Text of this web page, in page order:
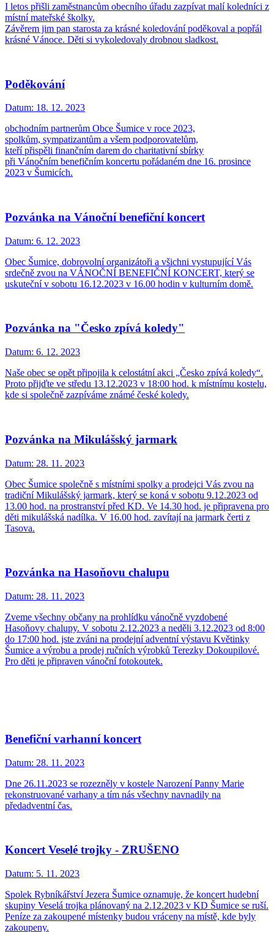
I letos přišli zaměstnancům obecního úřadu zazpívat malí koledníci z
místní mateřské školky.
Závěrem jim pan starosta za krásné koledování poděkoval a popřál
krásné Vánoce. Děti si vykoledovaly drobnou sladkost.
Poděkování
Datum: 18. 12. 2023
obchodním partnerům Obce Šumice v roce 2023,
spolkům, sympatizantům a všem podporovatelům,
kteří přispěli finančním darem do charitativní sbírky
při Vánočním benefičním koncertu pořádaném dne 16. prosince
2023 v Šumicích.
Pozvánka na Vánoční benefiční koncert
Datum: 6. 12. 2023
Obec Šumice, dobrovolní organizátoři a všichni vystupující Vás
srdečně zvou na VÁNOČNÍ BENEFIČNÍ KONCERT, který se
uskuteční v sobotu 16.12.2023 v 16.00 hodin v kulturním domě.
Pozvánka na "Česko zpívá koledy"
Datum: 6. 12. 2023
Naše obec se opět připojila k celostátní akci „Česko zpívá koledy“.
Proto přijďte ve středu 13.12.2023 v 18:00 hod. k místnímu kostelu,
kde si společně zazpíváme známé české koledy.
Pozvánka na Mikulášský jarmark
Datum: 28. 11. 2023
Obec Šumice společně s místními spolky a prodejci Vás zvou na
tradiční Mikulášský jarmark, který se koná v sobotu 9.12.2023 od
13.00 hod. na prostranství před KD. Ve 14.30 hod. je připravena pro
děti mikulášská nadílka. V 16.00 hod. zavítají na jarmark čerti z
Tasova.
Pozvánka na Hasoňovu chalupu
Datum: 28. 11. 2023
Zveme všechny občany na prohlídku vánočně vyzdobené
Hasoňovy chalupy. V sobotu 2.12.2023 a neděli 3.12.2023 od 8:00
do 17:00 hod. jste zváni na prodejní adventní výstavu Květinky
Šumice a výrobu a prodej ručních výrobků Terezky Dokoupilové.
Pro děti je připraven vánoční fotokoutek.
Benefiční varhanní koncert
Datum: 28. 11. 2023
Dne 26.11.2023 se rozezněly v kostele Narození Panny Marie
rekonstruované varhany a tím nás všechny navnadily na
předadventní čas.
Koncert Veselé trojky - ZRUŠENO
Datum: 5. 11. 2023
Spolek Rybníkářství Jezera Šumice oznamuje, že koncert hudební
skupiny Veselá trojka plánovaný na 2.12.2023 v KD Šumice se ruší.
Peníze za zakoupené místenky budou vráceny na místě, kde byly
zakoupeny.